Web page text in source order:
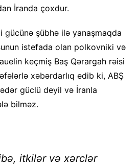
İranda çoxdur.
gücünə şübhə ilə yanaşmaqda
istefada olan polkovniki və
keçmiş Baş Qərargah rəisi
xəbərdarlıq edib ki, ABŞ
güclü deyil və İranla
bilməz.
itkilər və xərclər